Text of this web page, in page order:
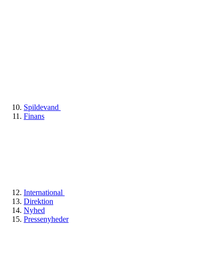
Spildevand
Finans
International
Direktion
Nyhed
Pressenyheder